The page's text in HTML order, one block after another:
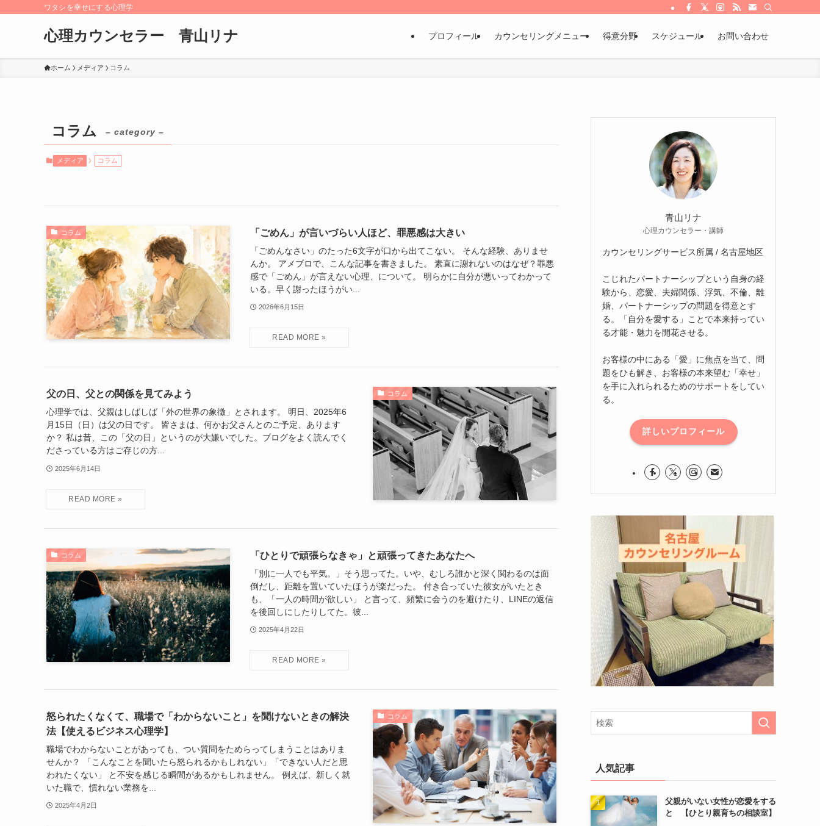
ワタシを幸せにする心理学
心理カウンセラー 青山リナ プロフィール カウンセリングメニュー 得意分野 スケジュール お問い合わせ
ホーム メディア コラム
コラム – category –
メディア コラム
コラム 「ごめん」が言いづらい人ほど、罪悪感は大きい
「ごめんなさい」のたった6文字が口から出てこない。 そんな経験、ありませ
んか。 アメブロで、こんな記事を書きました。 素直に謝れないのはなぜ？罪悪
感で「ごめん」が言えない心理、について。 明らかに自分が悪いってわかって
いる。早く謝ったほうがい...
2026年6月15日
コラム
父の日、父との関係を見てみよう
心理学では、父親はしばしば「外の世界の象徴」とされます。 明日、2025年6
月15日（日）は父の日です。 皆さまは、何かお父さんとのご予定、あります
か？ 私は昔、この「父の日」というのが大嫌いでした。ブログをよく読んでく
ださっている方はご存じの方...
2025年6月14日
コラム 「ひとりで頑張らなきゃ」と頑張ってきたあなたへ
「別に一人でも平気。」そう思ってた。いや、むしろ誰かと深く関わるのは面
倒だし、距離を置いていたほうが楽だった。 付き合っていた彼女がいたとき
も、「一人の時間が欲しい」 と言って、頻繁に会うのを避けたり、LINEの返信
を後回しにしたりしてた。彼...
2025年4月22日
コラム
怒られたくなくて、職場で「わからないこと」を聞けないときの解決
法【使えるビジネス心理学】
職場でわからないことがあっても、つい質問をためらってしまうことはありま
せんか？ 「こんなことを聞いたら怒られるかもしれない」「できない人だと思
われたくない」 と不安を感じる瞬間があるかもしれません。 例えば、新しく就
いた職で、慣れない業務を...
2025年4月2日
青山リナ
心理カウンセラー・講師
カウンセリングサービス所属 / 名古屋地区
こじれたパートナーシップという自身の経
験から、恋愛、夫婦関係、浮気、不倫、離
婚、パートナーシップの問題を得意とす
る。「自分を愛する」ことで本来持ってい
る才能・魅力を開花させる。
お客様の中にある「愛」に焦点を当て、問
題をひも解き、お客様の本来望む「幸せ」
を手に入れられるためのサポートをしてい
る。
詳しいプロフィール
人気記事
父親がいない女性が恋愛をする
と 【ひとり親育ちの相談室】